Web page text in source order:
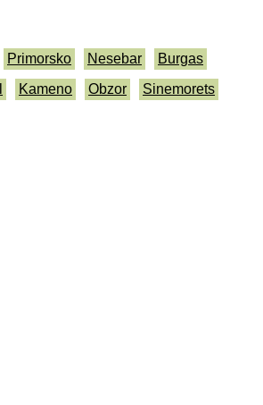
Primorsko Nesebar
Burgas
Kameno Obzor Sinemorets